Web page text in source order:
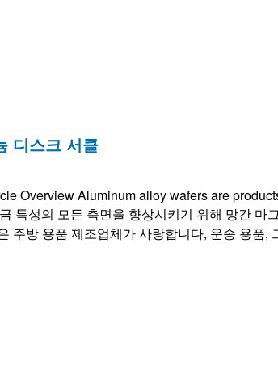
디스크 서클
Overview Aluminum alloy wafers are
특성의 모든 측면을 향상시키기 위해 망간 마
주방 용품 제조업체가 사랑합니다, 운송 용품,